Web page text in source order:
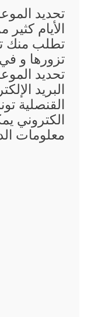
تحديد
الأيام
تطلب منك
تزورها و
تحديد
البريد
القنصلية
الكتروني
معلومات